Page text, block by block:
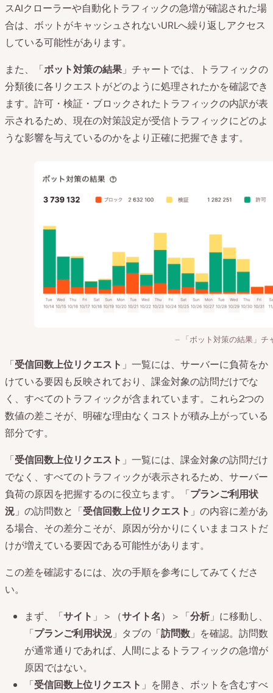
スAIクローラーや自動化トラフィックの急増が確認された場
合は、ボットがキャッシュされないURLへ繰り返しアクセス
している可能性があります。
また、「ボット対策の結果 」チャートでは、トラフィックの
分類後に各リクエストがどのように処理されたかを確認でき
ます。許可・検証・ブロックされたトラフィックの内訳が表
示されるため、現在の対策設定が受信トラフィックにどのよ
うな影響を与えているのかをより正確に把握できます。
「ボット対策の結果」チ
「受信回数上位リクエスト 」一覧には、サーバーに負荷をか
けている要因も反映されており、課金対象の訪問だけでな
く、すべてのトラフィックが含まれています。これら2つの
数値の差こそが、明確な理由なくコストが積み上がっている
部分です。
「受信回数上位リクエスト 」一覧には、課金対象の訪問だけ
でなく、すべてのトラフィックが表示されるため、サーバー
負荷の原因を把握するのに役立ちます。「プランご利用状
況 」の訪問数と「受信回数上位リクエスト 」の内容に差があ
る場合、その差分こそが、原因が分かりにくいままコストだ
けが増えている要因である可能性があります。
この差を確認するには、次の手順を参考にしてみてくださ
い。
まず、「サイト 」＞（サイト名）＞「分析 」に移動し、
「プランご利用状況 」タブの「訪問数 」を確認。訪問数
が通常通りであれば、人間によるトラフィックの急増が
原因ではない。
「受信回数上位リクエスト 」を開き、ボットを含むすべ